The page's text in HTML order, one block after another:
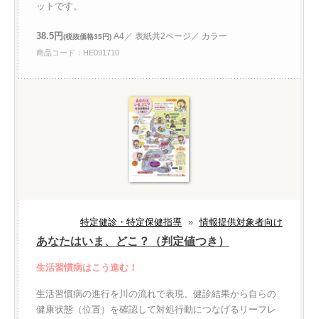
ットです。
38.5円(税抜価格35円) A4／ 表紙共2ページ／ カラー
商品コード：HE091710
特定健診・特定保健指導 » 情報提供対象者向け
あなたはいま、どこ？（判定値つき）
生活習慣病はこう進む！
生活習慣病の進行を川の流れで表現、健診結果から自らの
健康状態（位置）を確認して対処行動につなげるリーフレ